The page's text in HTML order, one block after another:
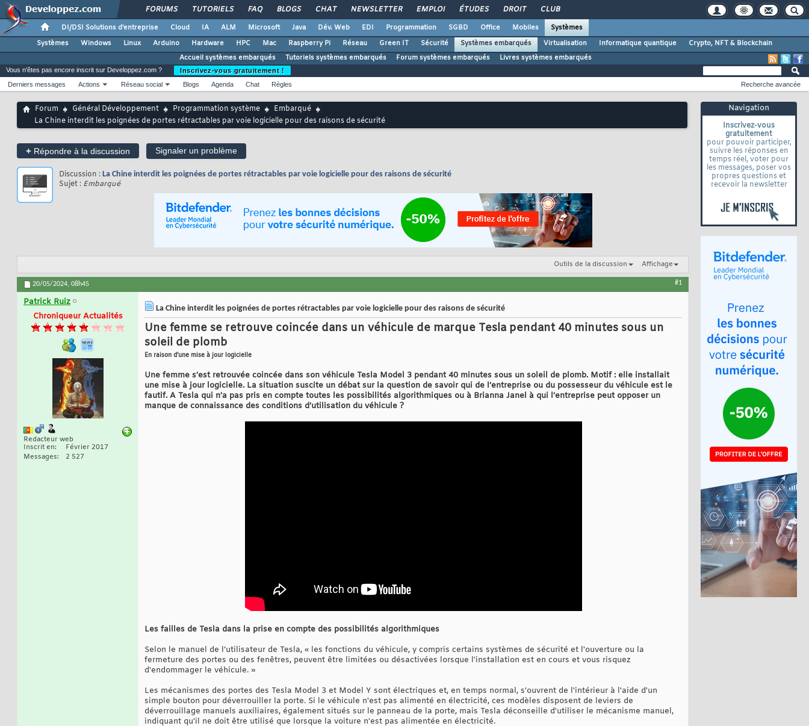
FORUMS TUTORIELS FAQ BLOGS CHAT NEWSLETTER EMPLOI ÉTUDES DROIT CLUB
DI/DSI Solutions d'entreprise Cloud IA ALM Microsoft Java Dév. Web EDI Programmation SGBD Office Mobiles
Systèmes
Systèmes
Windows Linux Arduino Hardware HPC Mac Raspberry Pi Réseau Green IT Sécurité Systèmes embarqués Virtualisation Informatique quantique
Crypto, NFT & Blockchain
Accueil systèmes embarqués
Tutoriels systèmes embarqués Forum systèmes embarqués Livres systèmes embarqués
Navigation
Inscrivez-vous
gratuitement
pour pouvoir participer,
suivre les réponses en
temps réel, voter pour
les messages, poser vos
propres questions et
recevoir la newsletter
Vous n'êtes pas encore inscrit sur Developpez.com ?
Inscrivez-vous gratuitement !
Derniers messages
Actions Réseau social Blogs Agenda Chat Règles Recherche avancée
Forum Général Développement Programmation système
Embarqué
La Chine interdit les poignées de portes rétractables par voie logicielle pour des raisons de sécurité
+ Répondre à la discussion Signaler un problème
Discussion : La Chine interdit les poignées de portes rétractables par voie logicielle pour des raisons de sécurité
Sujet : Embarqué
Outils de la discussion Affichage
20/05/2024, 08h45 #1
Patrick Ruiz
Chroniqueur Actualités
Redacteur web
Inscrit en
Février 2017
Messages
2 527
La Chine interdit les poignées de portes rétractables par voie logicielle pour des raisons de sécurité
Une femme se retrouve coincée dans un véhicule de marque Tesla pendant 40 minutes sous un
soleil de plomb
En raison d’une mise à jour logicielle
Une femme s’est retrouvée coincée dans son véhicule Tesla Model 3 pendant 40 minutes sous un soleil de plomb. Motif : elle installait
une mise à jour logicielle. La situation suscite un débat sur la question de savoir qui de l’entreprise ou du possesseur du véhicule est le
fautif. A Tesla qui n’a pas pris en compte toutes les possibilités algorithmiques ou à Brianna Janel à qui l’entreprise peut opposer un
manque de connaissance des conditions d’utilisation du véhicule ?
Les failles de Tesla dans la prise en compte des possibilités algorithmiques
Selon le manuel de l’utilisateur de Tesla, « les fonctions du véhicule, y compris certains systèmes de sécurité et l'ouverture ou la
fermeture des portes ou des fenêtres, peuvent être limitées ou désactivées lorsque l'installation est en cours et vous risquez
d'endommager le véhicule. »
Les mécanismes des portes des Tesla Model 3 et Model Y sont électriques et, en temps normal, s'ouvrent de l'intérieur à l'aide d'un
simple bouton pour déverrouiller la porte. Si le véhicule n'est pas alimenté en électricité, ces modèles disposent de leviers de
déverrouillage manuels auxiliaires, également situés sur le panneau de la porte, mais Tesla déconseille d'utiliser le mécanisme manuel,
indiquant qu'il ne doit être utilisé que lorsque la voiture n'est pas alimentée en électricité.